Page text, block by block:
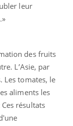
leur
des fruits
L’Asie, par
Les tomates, le
aliments les
résultats